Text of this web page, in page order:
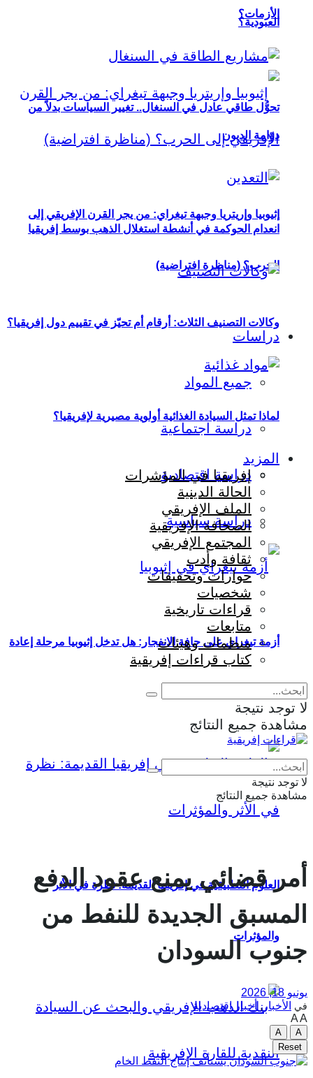
العبودية؟
إثيوبيا وإريتريا وجبهة تيغراي: من يجر القرن الإفريقي إلى
الحرب؟ (مناظرة افتراضية)
دراسات
جميع المواد
دراسة اجتماعية
دراسة اقتصادية
دراسة سياسية
أزمة تيغراي على حافة الانفجار: هل تدخل إثيوبيا مرحلة إعادة
إنتاج الحرب؟
العلوم التطبيقية في إفريقيا القديمة: نظرة في الأثر
والمؤثرات
الأزمات؟
تحوُّل طاقي عادل في السنغال.. تغيير السياسات بدلاً من
دوّامة الديون
انعدام الحوكمة في أنشطة استغلال الذهب بوسط إفريقيا
وكالات التصنيف الثلاث: أرقام أم تحيّز في تقييم دول إفريقيا؟
لماذا تمثل السيادة الغذائية أولوية مصيرية لإفريقيا؟
المزيد
إفريقيا في المؤشرات
الحالة الدينية
الملف الإفريقي
الصحافة الإفريقية
المجتمع الإفريقي
ثقافة وأدب
حوارات وتحقيقات
شخصيات
قراءات تاريخية
متابعات
منظمات وهيئات
كتاب قراءات إفريقية
لا توجد نتيجة
مشاهدة جميع النتائج
لا توجد نتيجة
مشاهدة جميع النتائج
أمر قضائي يمنع عقود الدفع
المسبق الجديدة للنفط من
جنوب السودان
يونيو 18, 2026
في الأخبار , أخبار اقتصادية
AA
A
A
Reset